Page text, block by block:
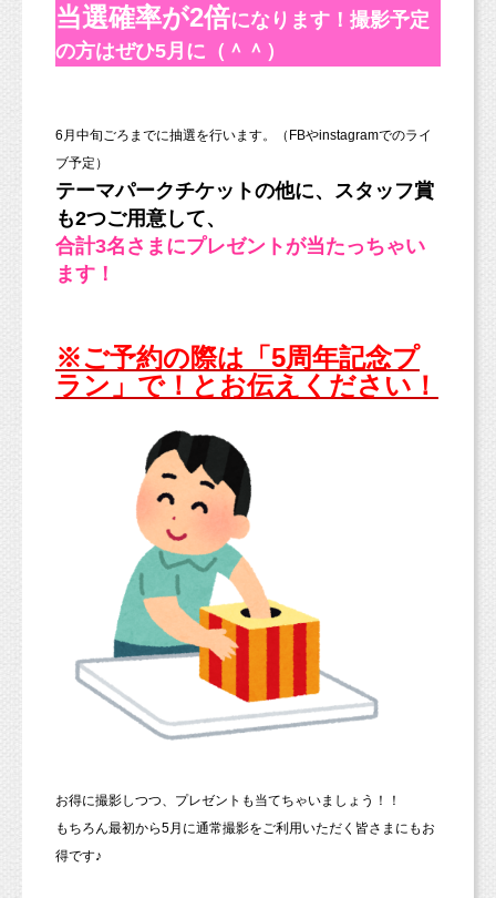
当選確率が2倍になります！撮影予定
の方はぜひ5月に（＾＾）
6月中旬ごろまでに抽選を行います。（FBやinstagramでのライ
ブ予定）
テーマパークチケットの他に、スタッフ賞
も2つご用意して、
合計3名さまにプレゼントが当たっちゃい
ます！
※ご予約の際は「5周年記念プ
ラン」で！とお伝えください！
お得に撮影しつつ、プレゼントも当てちゃいましょう！！
もちろん最初から5月に通常撮影をご利用いただく皆さまにもお
得です♪